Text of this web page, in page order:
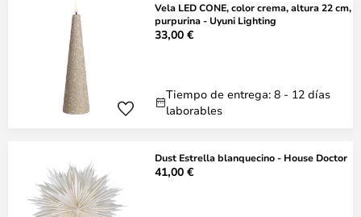
Vela LED CONE, color crema, altura 22 cm,
purpurina - Uyuni Lighting
33,00 €
Tiempo de entrega: 8 - 12 días
laborables
Dust Estrella blanquecino - House Doctor
41,00 €